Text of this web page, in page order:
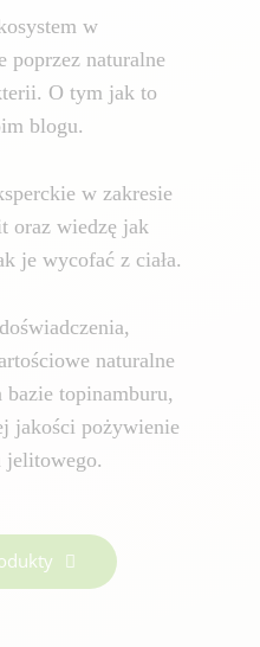
w
poprzez naturalne
O tym jak to
blogu.
w zakresie
oraz wiedzę jak
je wycofać z ciała.
naturalne
topinamburu,
jakości pożywienie
jelitowego.